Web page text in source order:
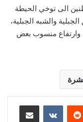
الى توخي الحيطة
والشبه الجبلية،
وارتفاع منسوب بعض
مشاركة عبر البريد